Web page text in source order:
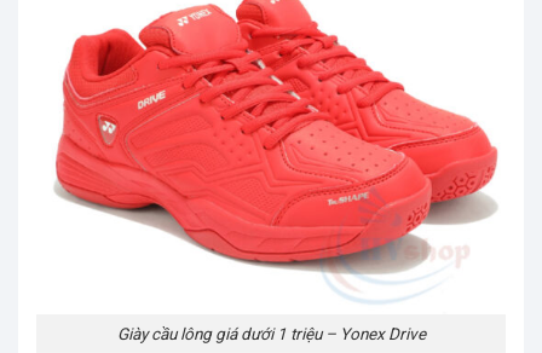
Giày cầu lông giá dưới 1 triệu – Yonex Drive